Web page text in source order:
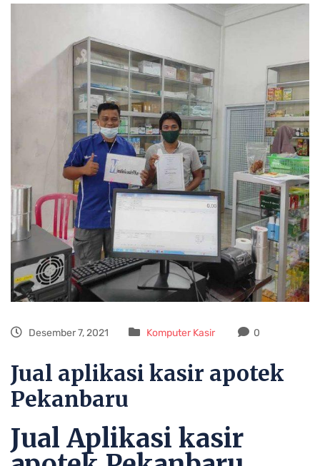
Desember 7, 2021 Komputer Kasir 0
Jual aplikasi kasir apotek
Pekanbaru
Jual Aplikasi kasir